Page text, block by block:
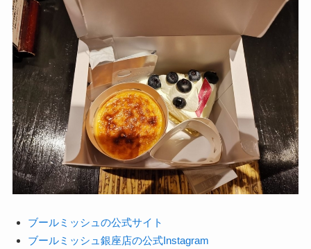
ブールミッシュの公式サイト
ブールミッシュ銀座店の公式Instagram